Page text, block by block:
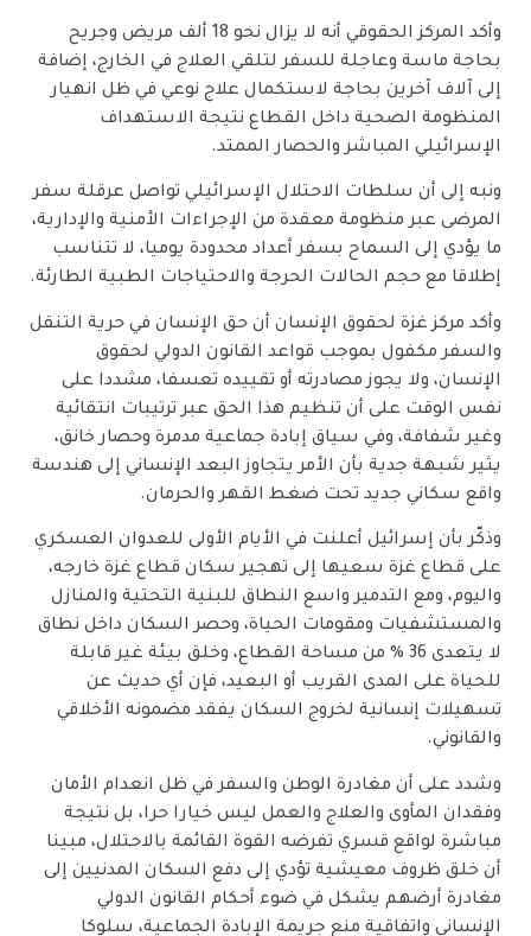
وأكد المركز الحقوقي أنه لا يزال نحو 18 ألف مريض وجريح
بحاجة ماسة وعاجلة للسفر لتلقي العلاج في الخارج، إضافة
إلى آلاف آخرين بحاجة لاستكمال علاج نوعي في ظل انهيار
المنظومة الصحية داخل القطاع نتيجة الاستهداف
الإسرائيلي المباشر والحصار الممتد.
ونبه إلى أن سلطات الاحتلال الإسرائيلي تواصل عرقلة سفر
المرضى عبر منظومة معقدة من الإجراءات الأمنية والإدارية،
ما يؤدي إلى السماح بسفر أعداد محدودة يوميا، لا تتناسب
إطلاقا مع حجم الحالات الحرجة والاحتياجات الطبية الطارئة.
وأكد مركز غزة لحقوق الإنسان أن حق الإنسان في حرية التنقل
والسفر مكفول بموجب قواعد القانون الدولي لحقوق
الإنسان، ولا يجوز مصادرته أو تقييده تعسفا، مشددا على
نفس الوقت على أن تنظيم هذا الحق عبر ترتيبات انتقائية
وغير شفافة، وفي سياق إبادة جماعية مدمرة وحصار خانق،
يثير شبهة جدية بأن الأمر يتجاوز البعد الإنساني إلى هندسة
واقع سكاني جديد تحت ضغط القهر والحرمان.
وذكّر بأن إسرائيل أعلنت في الأيام الأولى للعدوان العسكري
على قطاع غزة سعيها إلى تهجير سكان قطاع غزة خارجه،
واليوم، ومع التدمير واسع النطاق للبنية التحتية والمنازل
والمستشفيات ومقومات الحياة، وحصر السكان داخل نطاق
لا يتعدى 36 % من مساحة القطاع، وخلق بيئة غير قابلة
للحياة على المدى القريب أو البعيد، فإن أي حديث عن
تسهيلات إنسانية لخروج السكان يفقد مضمونه الأخلاقي
والقانوني.
وشدد على أن مغادرة الوطن والسفر في ظل انعدام الأمان
وفقدان المأوى والعلاج والعمل ليس خيارا حرا، بل نتيجة
مباشرة لواقع قسري تفرضه القوة القائمة بالاحتلال، مبينا
أن خلق ظروف معيشية تؤدي إلى دفع السكان المدنيين إلى
مغادرة أرضهم يشكل في ضوء أحكام القانون الدولي
الإنساني واتفاقية منع جريمة الإبادة الجماعية، سلوكا